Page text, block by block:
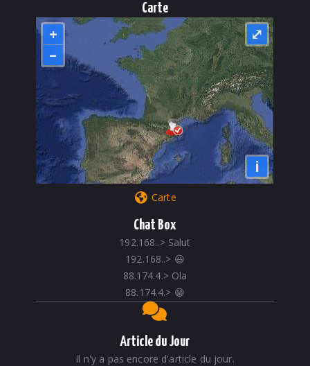
Carte
+
–
i
⤢
Carte
Chat Box
192.168..> Salut
192.168..> 😃
88.174.4.> Ola
88.174.4.> 😁
Article du Jour
Il n'y a pas encore d'article du jour.